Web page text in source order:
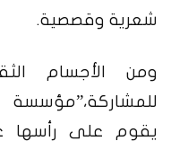
شعرية وقصصية.
ومن الأجسام
يقوم على رأسها